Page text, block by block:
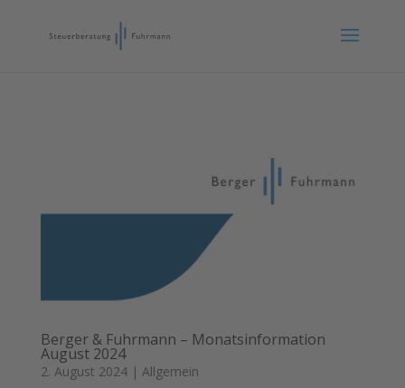
Berger & Fuhrmann – Monatsinformation
August 2024
2. August 2024| Allgemein